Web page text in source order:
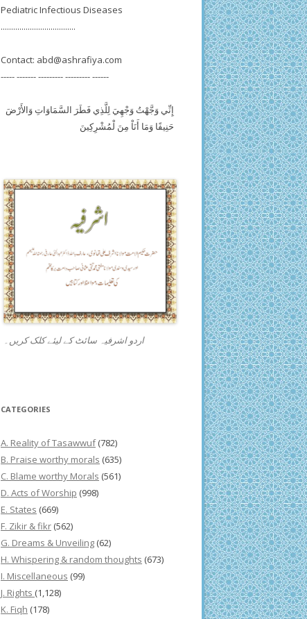
Pediatric Infectious Diseases
....................................
Contact: abd@ashrafiya.com
----- ------- --------- --------- ------
إِنِّي وَجَّهْتُ وَجْهِيَ لِلَّذِي فَطَرَ السَّمَاوَاتِ وَالأَرْضَ
حَنِيفًا وَمَا أَنَاْ مِنَ لْمُشْرِكِينَ
اردو اشرفیہ سائٹ کے لیئے کلک کریں۔
CATEGORIES
A. Reality of Tasawwuf(782)
B. Praise worthy morals (635)
C. Blame worthy Morals (561)
D. Acts of Worship (998)
E. States (669)
F. Zikir & fikr (562)
G. Dreams & Unveiling (62)
H. Whispering & random thoughts (673)
I. Miscellaneous (99)
J. Rights (1,128)
K. Fiqh (178)